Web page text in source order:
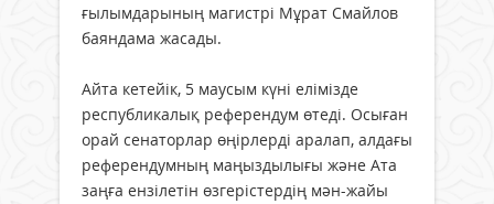
ғылымдарының магистрі Мұрат Смайлов
баяндама жасады.
Айта кетейік, 5 маусым күні елімізде
республикалық референдум өтеді. Осыған
орай сенаторлар өңірлерді аралап, алдағы
референдумның маңыздылығы және Ата
заңға ензілетін өзгерістердің мән-жайы